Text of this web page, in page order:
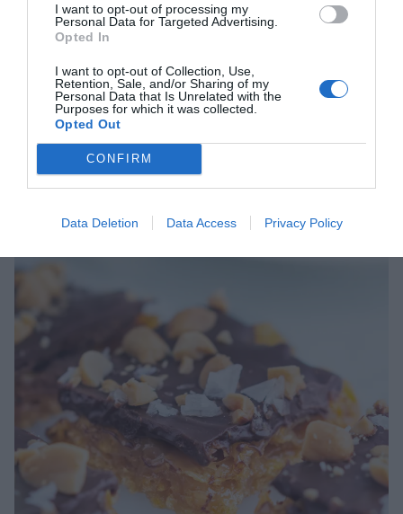
I want to opt-out of processing my
Personal Data for Targeted Advertising.
Opted In
I want to opt-out of Collection, Use,
Retention, Sale, and/or Sharing of my
Personal Data that Is Unrelated with the
Purposes for which it was collected.
Opted Out
CONFIRM
Data Deletion Data Access Privacy Policy
Enkla jordnötsrutor
Enkla jordnötsrutor som är veganska, glutenfria och utan
tillsatt socker.